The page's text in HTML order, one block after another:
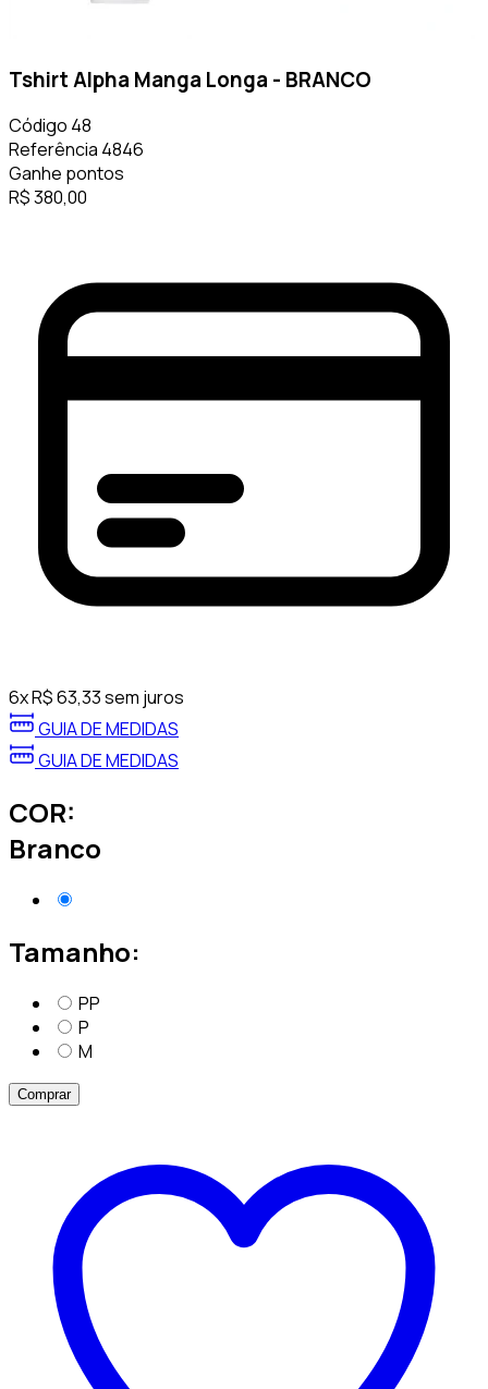
Tshirt Alpha Manga Longa - BRANCO
Código 48
Referência 4846
Ganhe pontos
R$380,00
6xR$63,33sem juros
GUIA DE MEDIDAS
GUIA DE MEDIDAS
COR:
Branco
Tamanho:
PP
P
M
Comprar